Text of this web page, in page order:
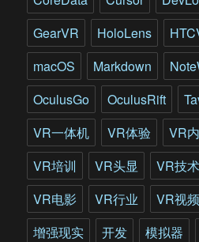
GearVR
HoloLens
macOS
Markdown
OculusGo
OculusRift
VR一体机
VR体验 VR
VR培训
VR头显 VR技术
VR电影
VR行业 VR视频
增强现实
开发 模拟器